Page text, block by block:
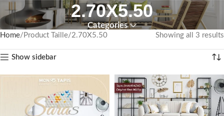
2.70X5.50
Categories
Home Product Taille 2.70X5.50 Showing all 3 results
Show sidebar